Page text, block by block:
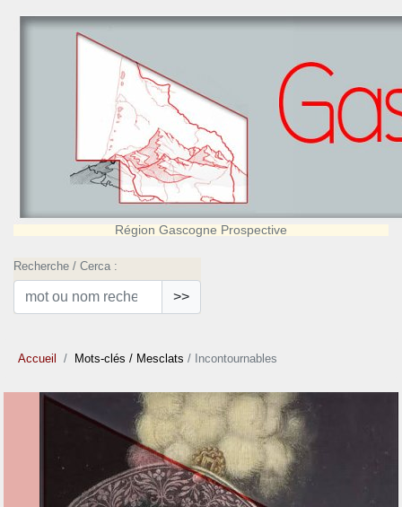
Région Gascogne Prospective
Recherche / Cerca :
>>
Accueil Mots-clés / Mesclats / Incontournables